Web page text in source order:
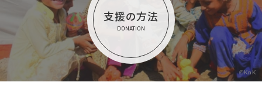
支援の方法
DONATION
©KnK